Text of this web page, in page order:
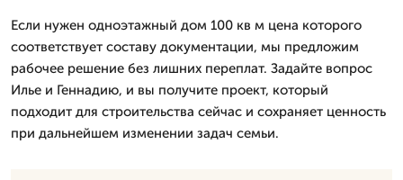
Если нужен одноэтажный дом 100 кв м цена которого
соответствует составу документации, мы предложим
рабочее решение без лишних переплат. Задайте вопрос
Илье и Геннадию, и вы получите проект, который
подходит для строительства сейчас и сохраняет ценность
при дальнейшем изменении задач семьи.